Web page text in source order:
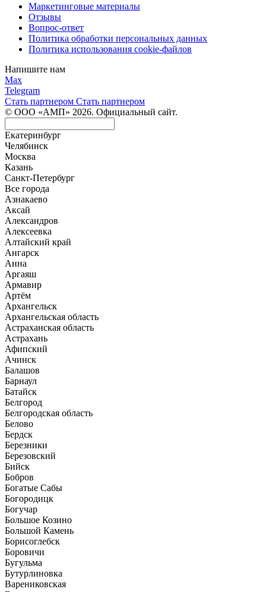
Маркетинговые материалы
Отзывы
Вопрос-ответ
Политика обработки персональных данных
Политика использования cookie-файлов
Напишите нам
Max
Telegram
Стать партнером Стать партнером
© ООО «АМП» 2026. Официальный сайт.
Екатеринбург
Челябинск
Москва
Казань
Санкт-Петербург
Все города
Азнакаево
Аксай
Александров
Алексеевка
Алтайский край
Ангарск
Анна
Аргаяш
Армавир
Артём
Архангельск
Архангельская область
Астраханская область
Астрахань
Афипский
Ачинск
Балашов
Барнаул
Батайск
Белгород
Белгородская область
Белово
Бердск
Березники
Березовский
Бийск
Бобров
Богатые Сабы
Богородицк
Богучар
Большое Козино
Большой Камень
Борисоглебск
Боровичи
Бугульма
Бутурлиновка
Варениковская